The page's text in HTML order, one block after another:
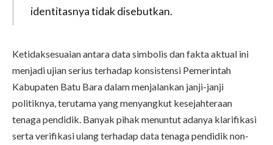
identitasnya tidak disebutkan.
Ketidaksesuaian antara data simbolis dan fakta aktual ini
menjadi ujian serius terhadap konsistensi Pemerintah
Kabupaten Batu Bara dalam menjalankan janji-janji
politiknya, terutama yang menyangkut kesejahteraan
tenaga pendidik. Banyak pihak menuntut adanya klarifikasi
serta verifikasi ulang terhadap data tenaga pendidik non-